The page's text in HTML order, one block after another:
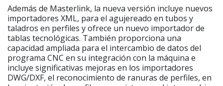
Además de Masterlink, la nueva versión incluye nuevos
importadores XML, para el agujereado en tubos y
taladros en perfiles y ofrece un nuevo importador de
tablas tecnológicas. También proporciona una
capacidad ampliada para el intercambio de datos del
programa CNC en su integración con la máquina e
incluye significativas mejoras en los importadores
DWG/DXF, el reconocimiento de ranuras de perfiles, en